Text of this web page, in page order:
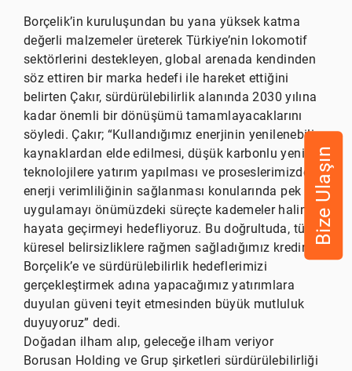
Borçelik’in kuruluşundan bu yana yüksek katma
değerli malzemeler üreterek Türkiye’nin lokomotif
sektörlerini destekleyen, global arenada kendinden
söz ettiren bir marka hedefi ile hareket ettiğini
belirten Çakır, sürdürülebilirlik alanında 2030 yılına
kadar önemli bir dönüşümü tamamlayacaklarını
söyledi. Çakır; “Kullandığımız enerjinin yenilenebilir
kaynaklardan elde edilmesi, düşük karbonlu yeni
teknolojilere yatırım yapılması ve proseslerimizde
enerji verimliliğinin sağlanması konularında pek çok
uygulamayı önümüzdeki süreçte kademeler halinde
hayata geçirmeyi hedefliyoruz. Bu doğrultuda, tüm
küresel belirsizliklere rağmen sağladığımız kredinin
Borçelik’e ve sürdürülebilirlik hedeflerimizi
gerçekleştirmek adına yapacağımız yatırımlara
duyulan güveni teyit etmesinden büyük mutluluk
duyuyoruz” dedi.
Doğadan ilham alıp, geleceğe ilham veriyor
Borusan Holding ve Grup şirketleri sürdürülebilirliği
Bize Ulaşın